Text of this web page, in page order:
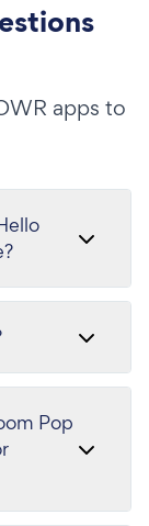
apps to
Pop